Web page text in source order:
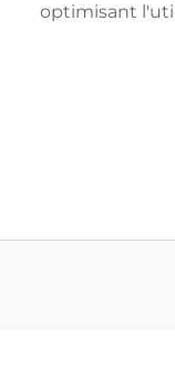
optimisant